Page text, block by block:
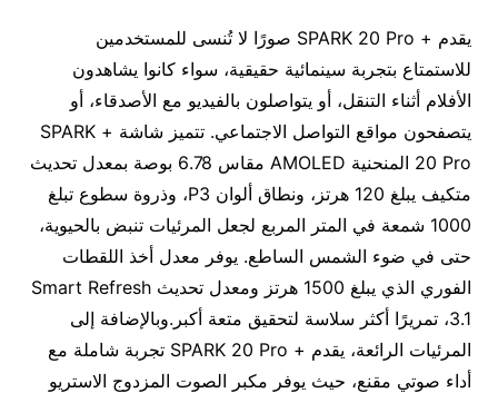
يقدم + SPARK 20 Pro صورًا لا تُنسى للمستخدمين
للاستمتاع بتجربة سينمائية حقيقية، سواء كانوا يشاهدون
الأفلام أثناء التنقل، أو يتواصلون بالفيديو مع الأصدقاء، أو
يتصفحون مواقع التواصل الاجتماعي. تتميز شاشة + SPARK
20 Pro المنحنية AMOLED مقاس 6.78 بوصة بمعدل تحديث
متكيف يبلغ 120 هرتز، ونطاق ألوان P3، وذروة سطوع تبلغ
1000 شمعة في المتر المربع لجعل المرئيات تنبض بالحيوية،
حتى في ضوء الشمس الساطع. يوفر معدل أخذ اللقطات
الفوري الذي يبلغ 1500 هرتز ومعدل تحديث Smart Refresh
3.1، تمريرًا أكثر سلاسة لتحقيق متعة أكبر.وبالإضافة إلى
المرئيات الرائعة، يقدم + SPARK 20 Pro تجربة شاملة مع
أداء صوتي مقنع، حيث يوفر مكبر الصوت المزدوج الاستريو